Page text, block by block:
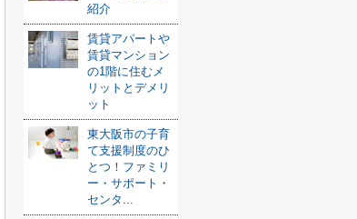
紹介
賃貸アパートや
賃貸マンション
の1階に住むメ
リットとデメリ
ット
東大阪市の子育
て支援制度のひ
とつ！ファミリ
ー・サポート・
センタ...